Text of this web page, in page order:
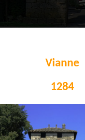
Vianne
1284